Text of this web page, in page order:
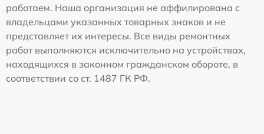
работаем. Наша организация не аффилирована с
владельцами указанных товарных знаков и не
представляет их интересы. Все виды ремонтных
работ выполняются исключительно на устройствах,
находящихся в законном гражданском обороте, в
соответствии со ст. 1487 ГК РФ.